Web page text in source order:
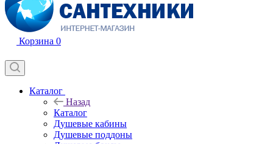
Корзина 0
Каталог
Назад
Каталог
Душевые кабины
Душевые поддоны